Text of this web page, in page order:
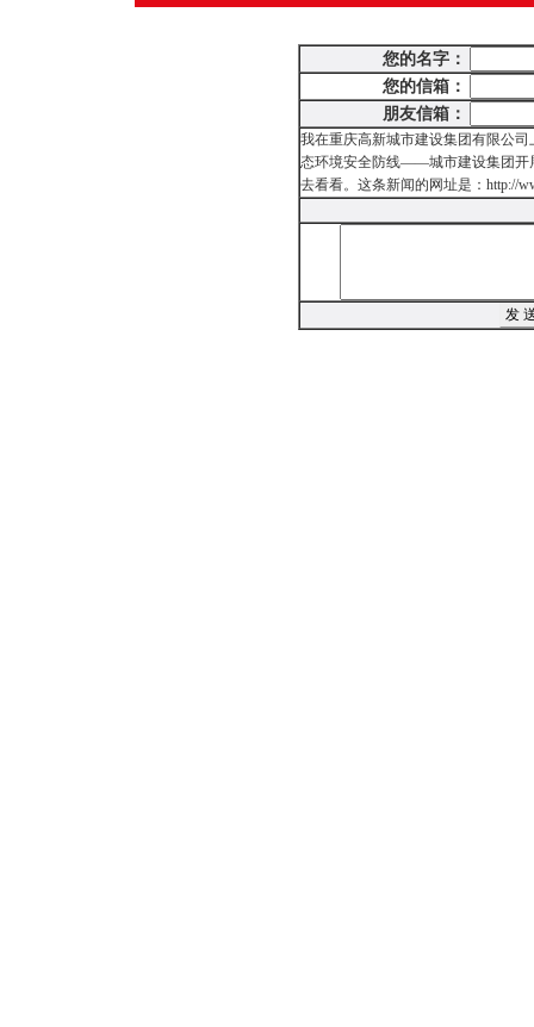
您的名字：
您的信箱：
朋友信箱：
我在重庆高新城市建设集团有限公
态环境安全防线——城市建设集团开
去看看。这条新闻的网址是：http://